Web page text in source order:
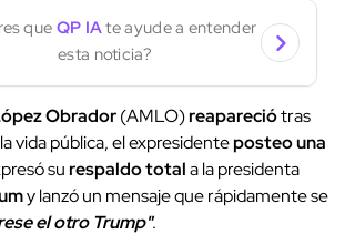
que QP IAte ayude a entender
esta noticia?
Obrador(AMLO)reapareciótras
vida pública, el expresidenteposteo una
surespaldo totala la presidenta
y lanzó un mensaje que rápidamente se
el otro Trump".